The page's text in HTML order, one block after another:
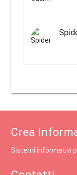
Crea
Sistemi informativi